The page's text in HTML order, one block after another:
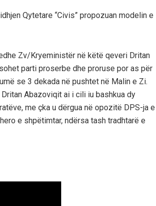
Qytetare “Civis” propozuan modelin e
Zv/Kryeministër në këtë qeveri Dritan
parti proserbe dhe proruse por as për
se 3 dekada në pushtet në Malin e Zi.
Abazoviqit ai i cili iu bashkua dy
me çka u dërgua në opozitë DPS-ja e
e shpëtimtar, ndërsa tash tradhtarë e